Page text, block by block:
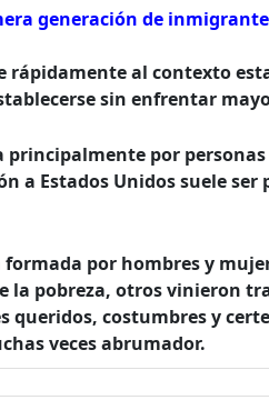
generación de
al contexto
sin enfrentar
por
a Estados Unidos suele
por hombres y
la pobreza, otros vinieron
queridos, costumbres y
veces abrumador.